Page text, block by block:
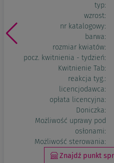
typ:
wzrost:
nr katalogowy:
barwa:
rozmiar kwiatów:
pocz. kwitnienia - tydzień:
Kwitnienie Tab:
reakcja tyg.:
licencjodawca:
opłata licencyjna:
Doniczka:
Możliwość uprawy pod
osłonami:
Możliwość sterowania:
Znajdź punkt